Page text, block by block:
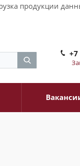
продукции
+7